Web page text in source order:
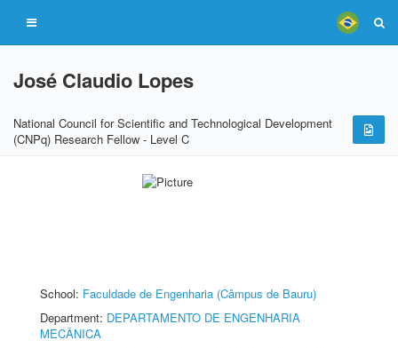
José Claudio Lopes
National Council for Scientific and Technological Development
(CNPq) Research Fellow - Level C
School: Faculdade de Engenharia (Câmpus de Bauru)
Department: DEPARTAMENTO DE ENGENHARIA
MECÂNICA